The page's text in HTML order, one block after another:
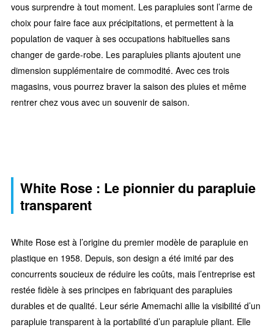
vous surprendre à tout moment. Les parapluies sont l’arme de
choix pour faire face aux précipitations, et permettent à la
population de vaquer à ses occupations habituelles sans
changer de garde-robe. Les parapluies pliants ajoutent une
dimension supplémentaire de commodité. Avec ces trois
magasins, vous pourrez braver la saison des pluies et même
rentrer chez vous avec un souvenir de saison.
White Rose : Le pionnier du parapluie
transparent
White Rose est à l’origine du premier modèle de parapluie en
plastique en 1958. Depuis, son design a été imité par des
concurrents soucieux de réduire les coûts, mais l’entreprise est
restée fidèle à ses principes en fabriquant des parapluies
durables et de qualité. Leur série Amemachi allie la visibilité d’un
parapluie transparent à la portabilité d’un parapluie pliant. Elle